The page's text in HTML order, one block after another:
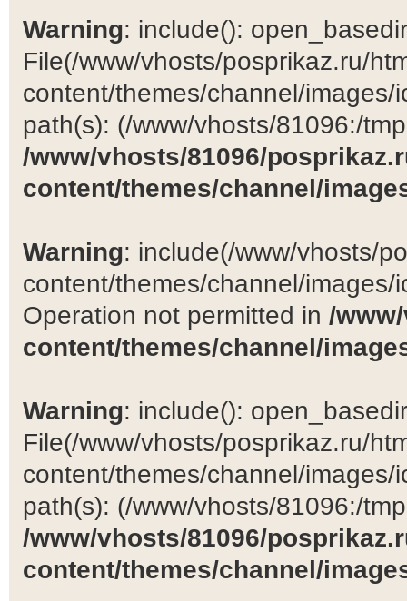
Warning: include():
File(/www/vhosts/posprikaz.ru/
content/themes/channel/
path(s): (/www/vhosts/81096:/
/www/vhosts/81096/
content/themes/channel/
Warning: include(/www/vhosts/
content/themes/channel/
Operation not permitted in /
content/themes/channel/
Warning: include():
File(/www/vhosts/posprikaz.ru/
content/themes/channel/
path(s): (/www/vhosts/81096:/
/www/vhosts/81096/
content/themes/channel/